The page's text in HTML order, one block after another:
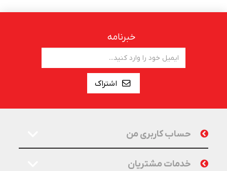
خبرنامه
اشتراک
حساب کاربری من
خدمات مشتریان